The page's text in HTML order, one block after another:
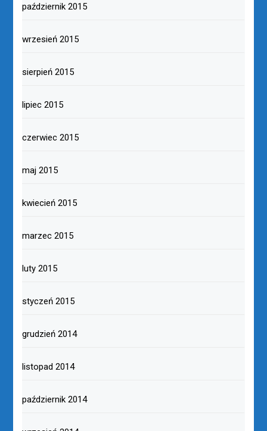
październik 2015
wrzesień 2015
sierpień 2015
lipiec 2015
czerwiec 2015
maj 2015
kwiecień 2015
marzec 2015
luty 2015
styczeń 2015
grudzień 2014
listopad 2014
październik 2014